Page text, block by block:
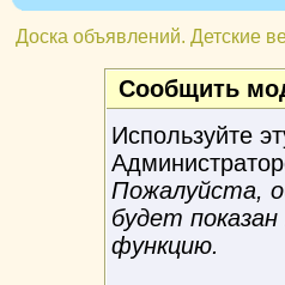
Доска объявлений. Детские
Сообщить
Используйте
Пожалуйста,
будет
функцию.